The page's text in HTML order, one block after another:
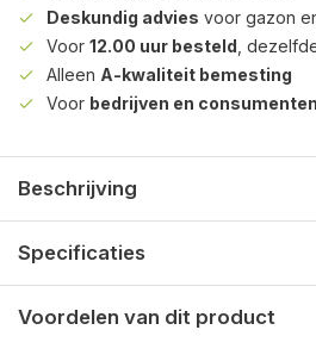
Deskundig advies voor gazon
Voor 12.00 uur besteld ,
Alleen A-kwaliteit bemesting
Voor bedrijven en consumenten
Beschrijving
Specificaties
Voordelen van dit product